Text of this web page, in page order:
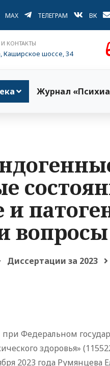
MAX ТЕЛЕГРАМ ВК
КОНТАКТЫ
Каширское шоссе, 34
Журнал
Диссертации за 2023
при Федеральном
здоровья»
2023 года